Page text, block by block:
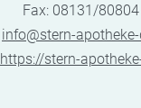
Fax: 08131/80804
info@stern-
https://stern-